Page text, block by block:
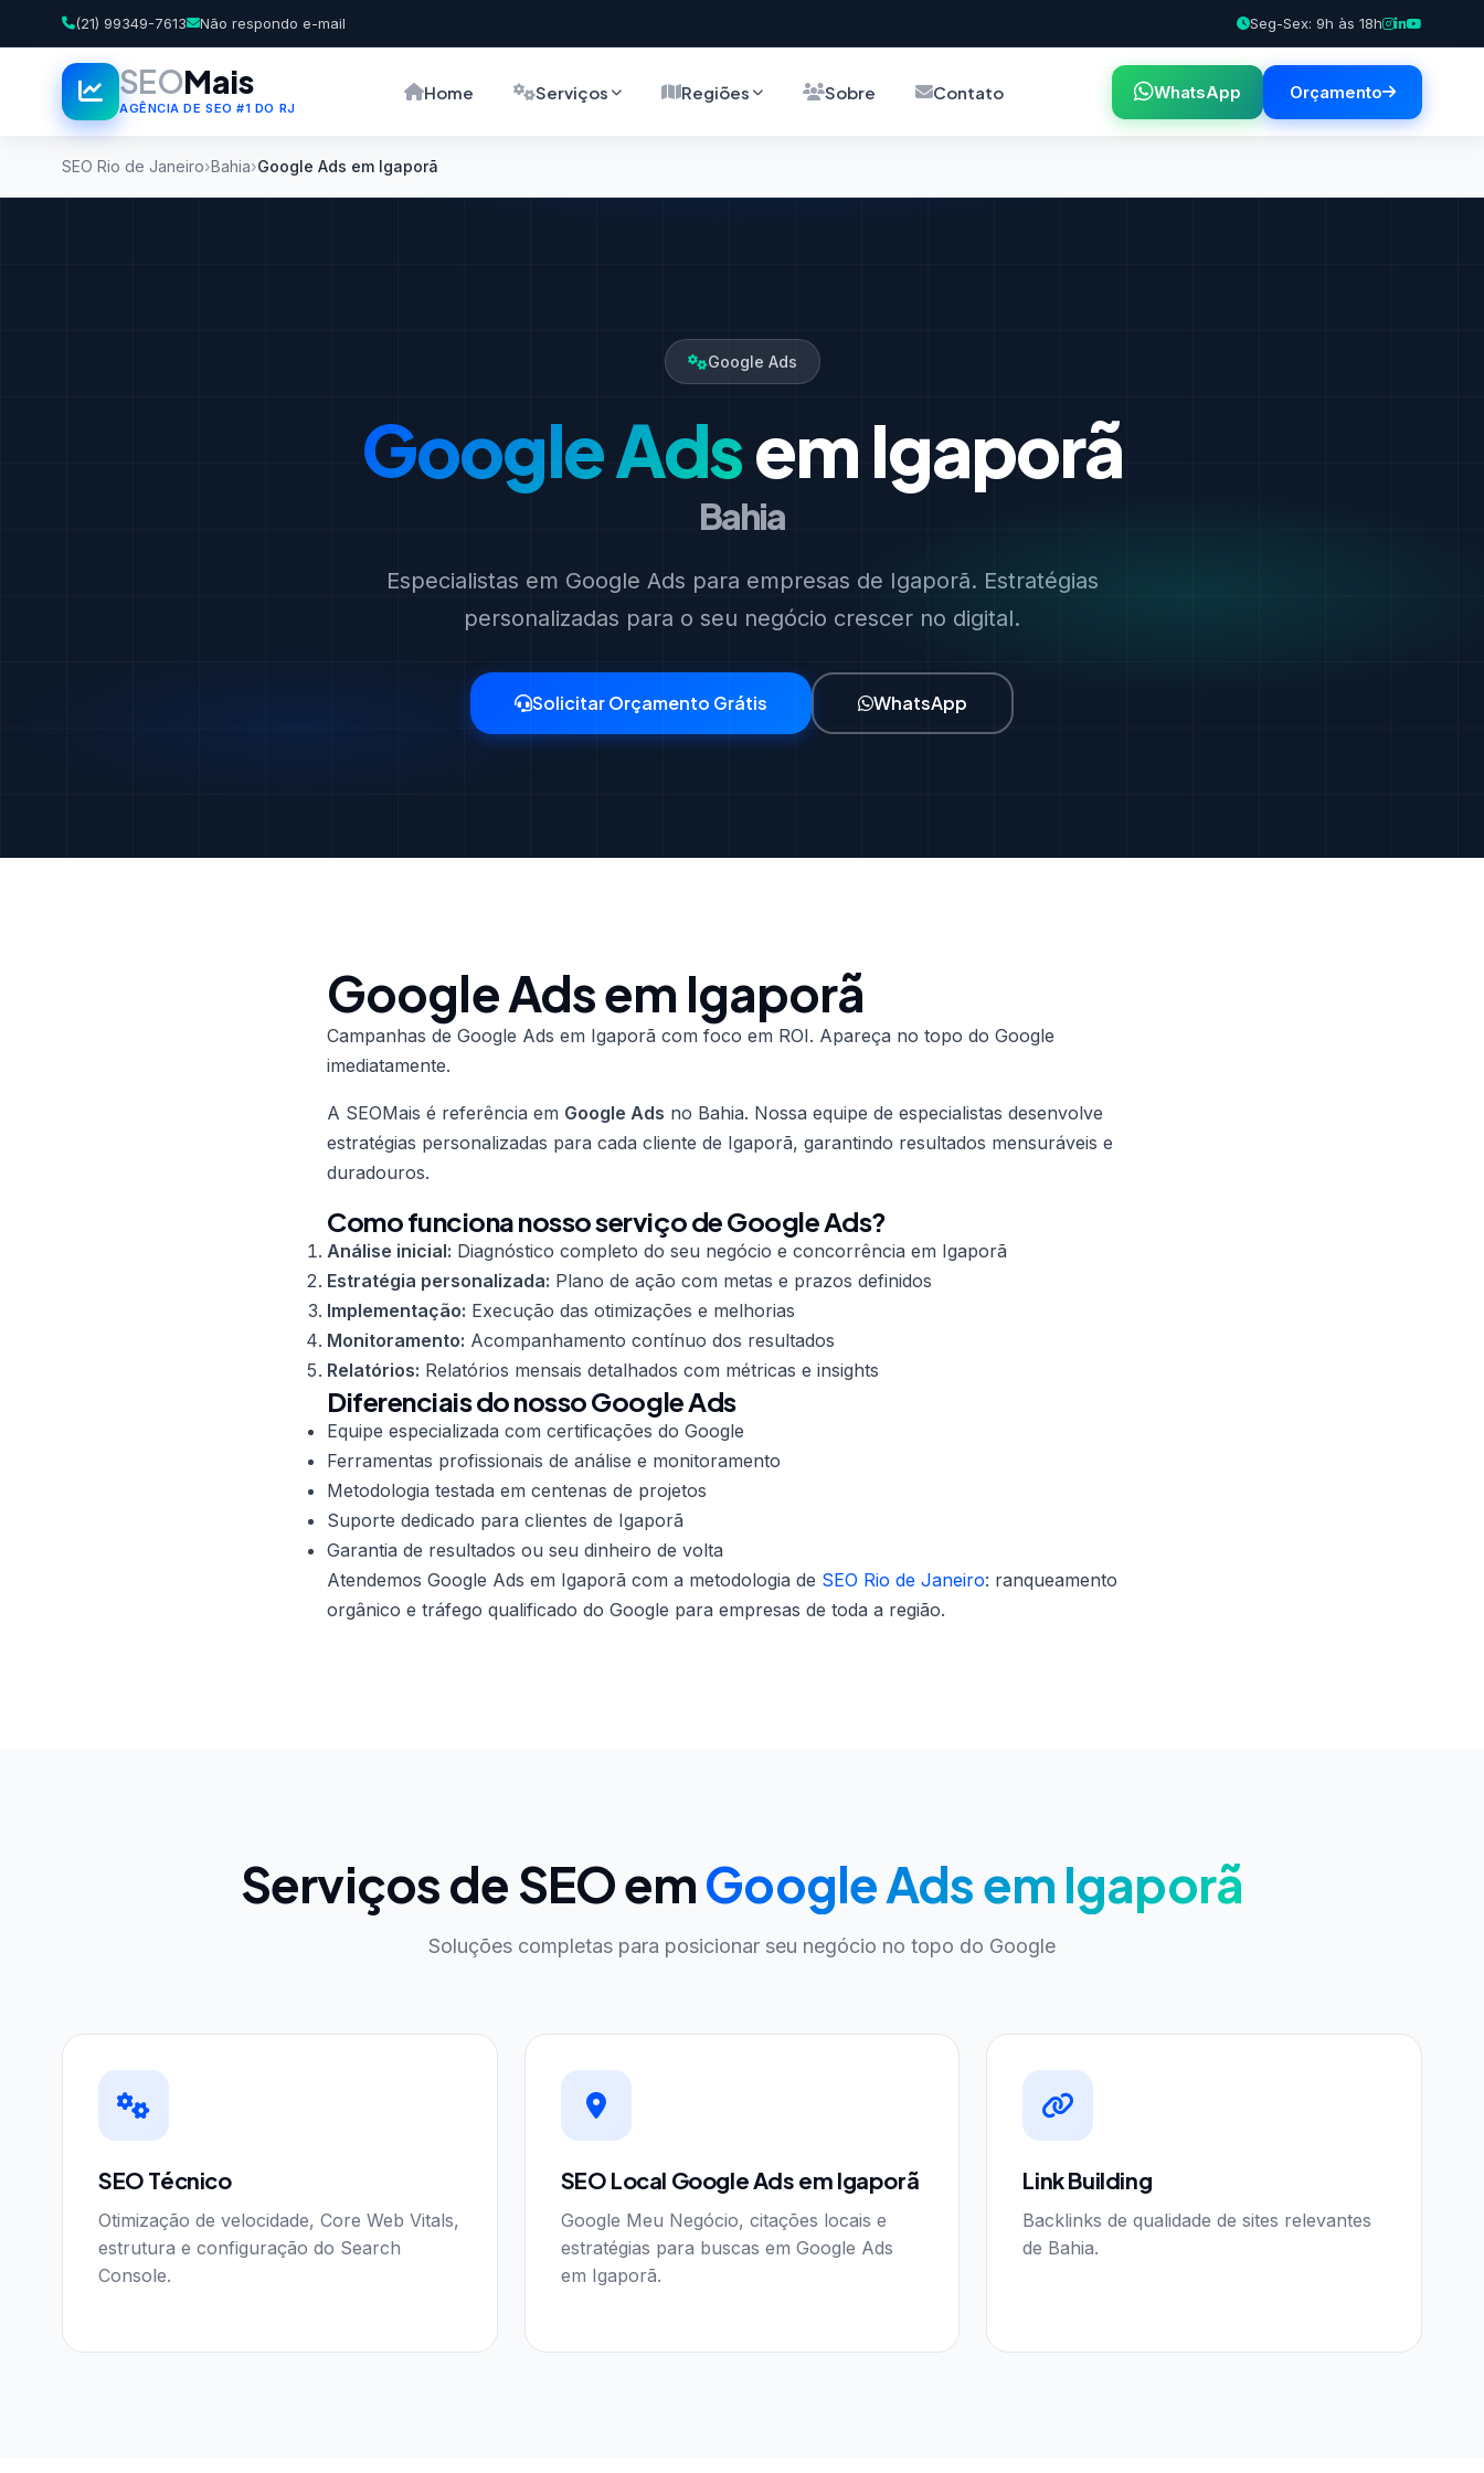
(21) 99349-7613 Não respondo e-mail Seg-Sex: 9h às 18h
SEOMais
AGÊNCIA DE SEO #1 DO RJ
Home Serviços Regiões Sobre Contato WhatsApp Orçamento
SEO Rio de Janeiro Bahia Google Ads em Igaporã
Google Ads
Google Adsem Igaporã
Bahia
Especialistas em Google Ads para empresas de Igaporã. Estratégias
personalizadas para o seu negócio crescer no digital.
Solicitar Orçamento Grátis WhatsApp
Google Ads em Igaporã
Campanhas de Google Ads em Igaporã com foco em ROI. Apareça no topo do Google
imediatamente.
A SEOMais é referência em Google Ads no Bahia. Nossa equipe de especialistas desenvolve
estratégias personalizadas para cada cliente de Igaporã, garantindo resultados mensuráveis e
duradouros.
Como funciona nosso serviço de Google Ads?
Análise inicial: Diagnóstico completo do seu negócio e concorrência em Igaporã
Estratégia personalizada: Plano de ação com metas e prazos definidos
Implementação: Execução das otimizações e melhorias
Monitoramento: Acompanhamento contínuo dos resultados
Relatórios: Relatórios mensais detalhados com métricas e insights
Diferenciais do nosso Google Ads
Equipe especializada com certificações do Google
Ferramentas profissionais de análise e monitoramento
Metodologia testada em centenas de projetos
Suporte dedicado para clientes de Igaporã
Garantia de resultados ou seu dinheiro de volta
Atendemos Google Ads em Igaporã com a metodologia de SEO Rio de Janeiro: ranqueamento
orgânico e tráfego qualificado do Google para empresas de toda a região.
Serviços de SEO emGoogle Ads em Igaporã
Soluções completas para posicionar seu negócio no topo do Google
SEO Técnico
Otimização de velocidade, Core Web Vitals,
estrutura e configuração do Search
Console.
SEO Local Google Ads em Igaporã
Google Meu Negócio, citações locais e
estratégias para buscas em Google Ads
em Igaporã.
Link Building
Backlinks de qualidade de sites relevantes
de Bahia.